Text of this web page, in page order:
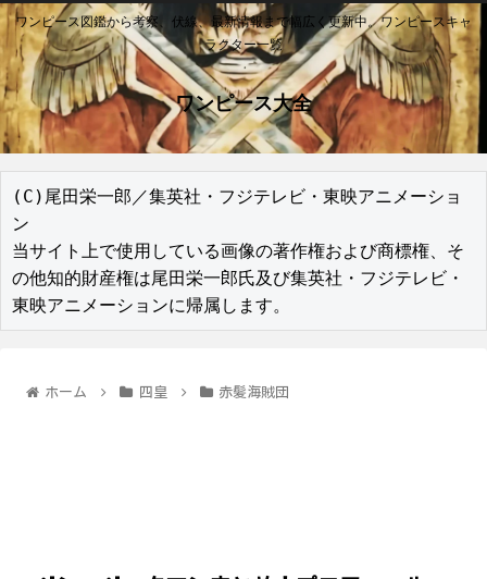
ワンピース図鑑から考察、伏線、最新情報まで幅広く更新中。ワンピースキャ
ラクター一覧
ワンピース大全
(C)尾田栄一郎／集英社・フジテレビ・東映アニメーショ
ン
当サイト上で使用している画像の著作権および商標権、そ
の他知的財産権は尾田栄一郎氏及び集英社・フジテレビ・
東映アニメーションに帰属します。
ホーム 四皇 赤髪海賊団